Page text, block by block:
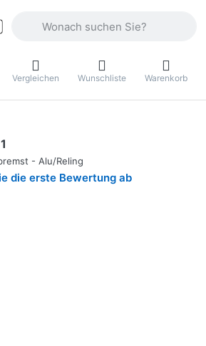
Vergleichen Wunschliste Warenkorb
- Alu/Reling
die erste Bewertung ab